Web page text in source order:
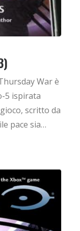
War è
5 ispirata
scritto da
pace sia…